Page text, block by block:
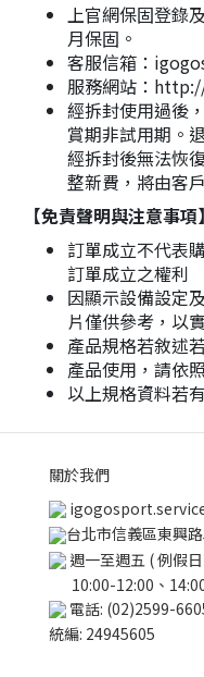
上官網保固登錄
月保固。
客服信箱：
服務網站：
經拆封使用過後
賞期非試用期。
經拆封後無法恢
整新費，將由客
【免責聲明與注意事項】
訂單成立不代表
訂單成立之權利
因顯示設備設定
片僅供參考，以
產品規格若敘述
產品使用，請依
以上規格資料若
關於我們
台北市信義區東興
週一至週五 ( 例假
10:00-12:00、
電話: (02)2599-
統編: 24945605